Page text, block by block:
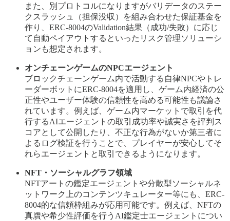
また、別プロトコルになりますがバリデータのステー
クスラッシュ（担保没収）を組み合わせた保証基金を
作り、ERC-8004のValidation結果（成功/失敗）に応じ
て自動ペイアウトするといったリスク管理ソリューシ
ョンも想定されます。
オンチェーンゲームのNPCエージェント
ブロックチェーンゲーム内で活動する自律NPCやトレ
ーダーボットにERC-8004を適用し、ゲーム内経済の公
正性やユーザー体験の信頼性を高める可能性も議論さ
れています。例えば、ゲーム内マーケットで取引を代
行するAIエージェントの取引成功率や誠実さを評判ス
コアとして公開したり、不正な行為がないか第三者に
よるログ検証を行うことで、プレイヤーが安心してそ
れらエージェントと取引できるようになります。
NFT・ソーシャルグラフ領域
NFTアートの鑑定エージェントや分散型ソーシャルネ
ットワーク上のコンテンツキュレーター等にも、ERC-
8004的な信頼枠組みが応用可能です。例えば、NFTの
真贋や希少性評価を行うAI鑑定士エージェントについ